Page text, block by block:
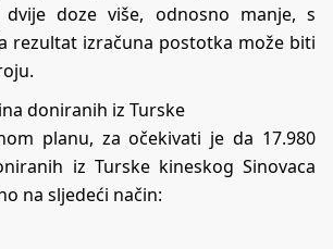
doze više, odnosno manje, s
rezultat izračuna postotka može biti
doniranih iz Turske
planu, za očekivati je da 17.980
iz Turske kineskog Sinovaca
na sljedeći način: